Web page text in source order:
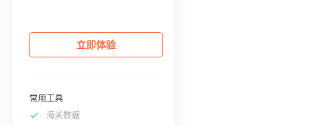
立即体验
常用工具
海关数据